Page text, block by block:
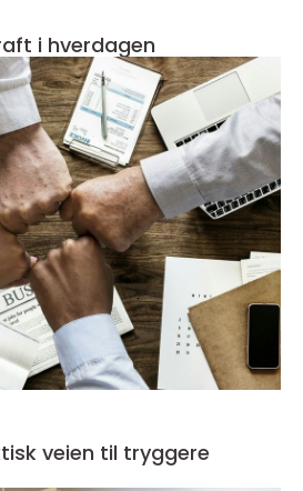
kraft i hverdagen